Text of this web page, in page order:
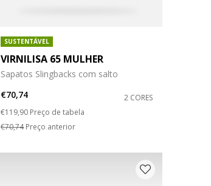
SUSTENTÁVEL
VIRNILISA 65 MULHER
Sapatos Slingbacks com salto
€70,74
2 CORES
Price reduced from
€119,90 to
Preço de tabela
€70,74Preço anterior